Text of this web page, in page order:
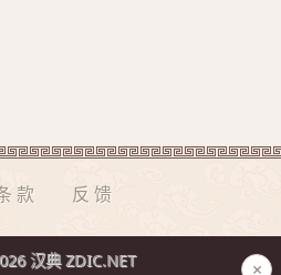
款 反馈
汉典 ZDIC.NET ×